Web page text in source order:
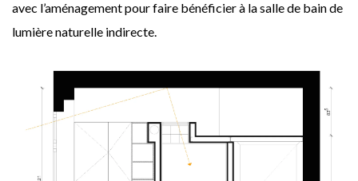
avec l’aménagement pour faire bénéficier à la salle de bain de
lumière naturelle indirecte.